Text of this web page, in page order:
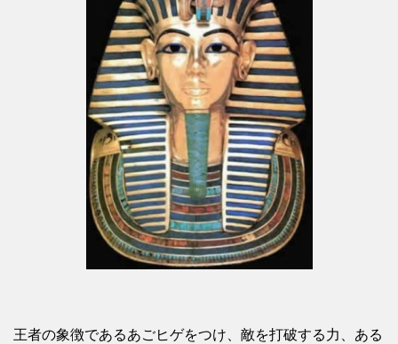
王者の象徴であるあごヒゲをつけ、敵を打破する力、ある